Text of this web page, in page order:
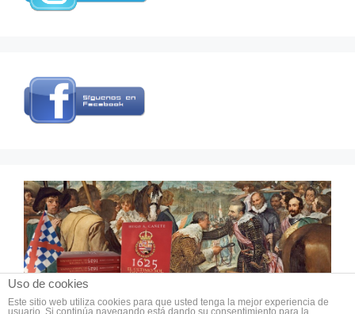
Uso de cookies
Este sitio web utiliza cookies para que usted tenga la mejor experiencia de
usuario. Si continúa navegando está dando su consentimiento para la